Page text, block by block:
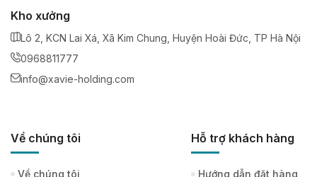
Kho xưởng
Lô 2, KCN Lai Xá, Xã Kim Chung, Huyện Hoài Đức, TP Hà Nội
0968811777
info@xavie-holding.com
Về chúng tôi
Về chúng tôi
Hỗ trợ khách hàng
Hướng dẫn đặt hàng